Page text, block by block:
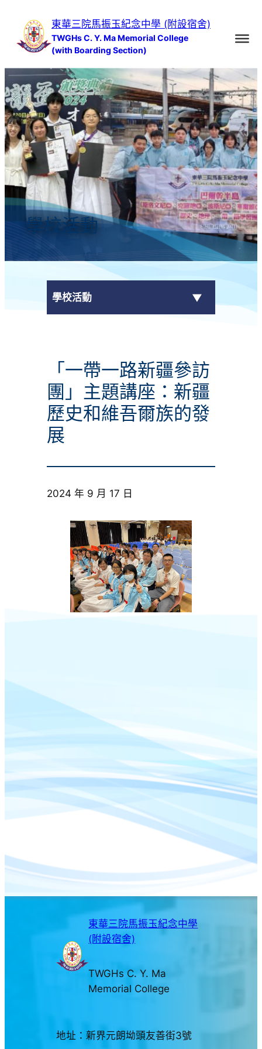
內
容
東華三院馬振玉紀念中學 (附設宿舍)
TWGHs C. Y. Ma Memorial College
(with Boarding Section)
學校活動
學校活動
校外獎項
學校活動
學生作品
榮譽榜
「一帶一路新疆參訪
團」主題講座：新疆
歷史和維吾爾族的發
展
2024 年 9 月 17 日
東華三院馬振玉紀念中學
(附設宿舍)
TWGHs C. Y. Ma
Memorial College
地址：新界元朗坳頭友善街3號